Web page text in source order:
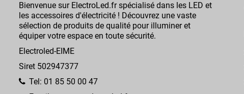
Bienvenue sur ElectroLed.fr spécialisé dans les LED et
les accessoires d'électricité ! Découvrez une vaste
sélection de produits de qualité pour illuminer et
équiper votre espace en toute sécurité.
Electroled-EIME
Siret 502947377
Tel: 01 85 50 00 47